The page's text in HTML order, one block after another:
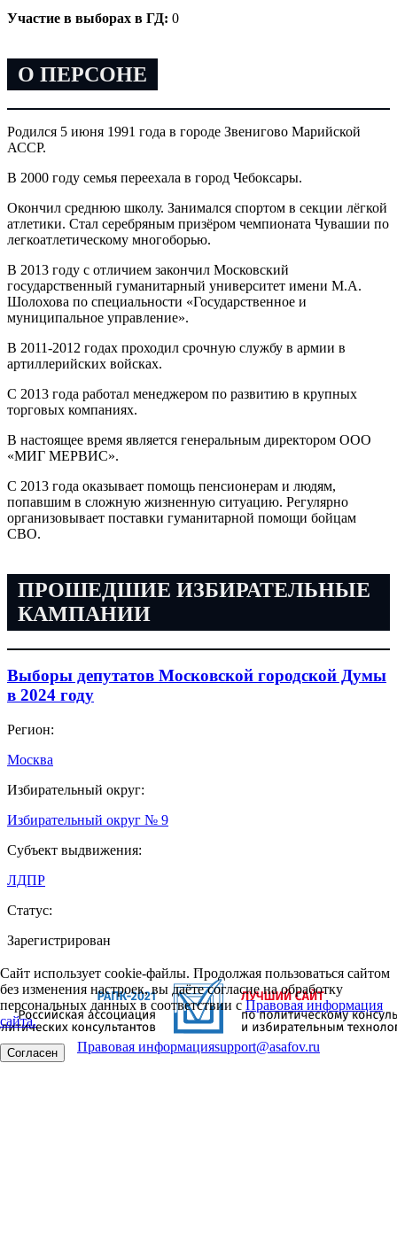
Участие в выборах в ГД: 0
О ПЕРСОНЕ
Родился 5 июня 1991 года в городе Звенигово Марийской
АССР.
В 2000 году семья переехала в город Чебоксары.
Окончил среднюю школу. Занимался спортом в секции лёгкой
атлетики. Стал серебряным призёром чемпионата Чувашии по
легкоатлетическому многоборью.
В 2013 году с отличием закончил Московский
государственный гуманитарный университет имени М.А.
Шолохова по специальности «Государственное и
муниципальное управление».
В 2011-2012 годах проходил срочную службу в армии в
артиллерийских войсках.
С 2013 года работал менеджером по развитию в крупных
торговых компаниях.
В настоящее время является генеральным директором ООО
«МИГ МЕРВИС».
С 2013 года оказывает помощь пенсионерам и людям,
попавшим в сложную жизненную ситуацию. Регулярно
организовывает поставки гуманитарной помощи бойцам
СВО.
ПРОШЕДШИЕ ИЗБИРАТЕЛЬНЫЕ
КАМПАНИИ
Выборы депутатов Московской городской Думы
в 2024 году
Регион:
Москва
Избирательный округ:
Избирательный округ № 9
Субъект выдвижения:
ЛДПР
Статус:
Зарегистрирован
Сайт использует cookie-файлы. Продолжая пользоваться сайтом
без изменения настроек, вы даёте согласие на обработку
персональных данных в соответствии сПравовая информация
сайта.
Согласен Правовая информацияsupport@asafov.ru